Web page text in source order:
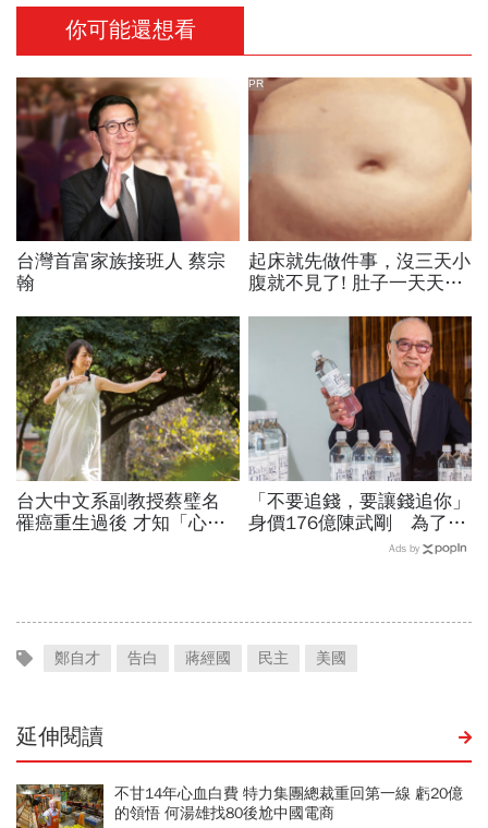
你可能還想看
台灣首富家族接班人 蔡宗
翰
起床就先做件事，沒三天小
腹就不見了! 肚子一天天變
PR
台大中文系副教授蔡璧名
罹癌重生過後 才知「心」
「不要追錢，要讓錢追你」
身價176億陳武剛 為了賣
Ads by
鄭自才 告白 蔣經國 民主 美國
延伸閱讀
不甘14年心血白費 特力集團總裁重回第一線 虧20億
的領悟 何湯雄找80後尬中國電商